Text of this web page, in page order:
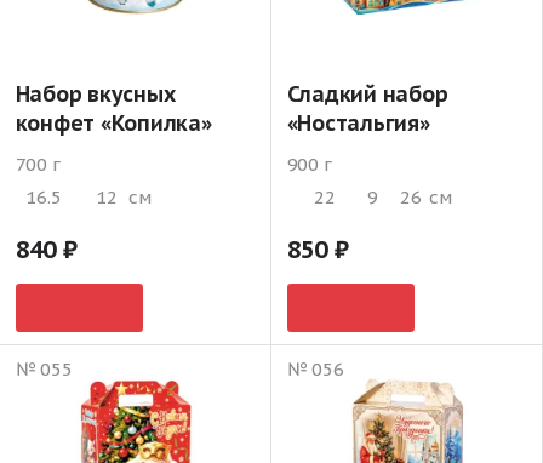
Набор вкусных
конфет «Копилка»
700 г
16.5
12 см
840
Сладкий набор
«Ностальгия»
900 г
22
9 26 см
850
№ 055 № 056